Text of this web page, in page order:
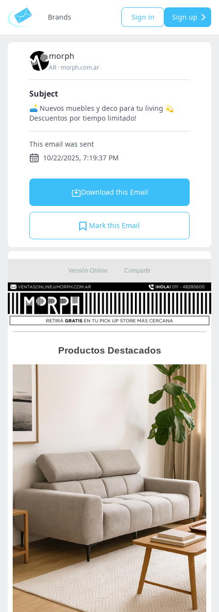
Brands Sign in Sign up
morph
AR · morph.com.ar
Subject
🛋️ Nuevos muebles y deco para tu living 💫
Descuentos por tiempo limitado!
This email was sent
10/22/2025, 7:19:37 PM
Download this Email
Mark this Email